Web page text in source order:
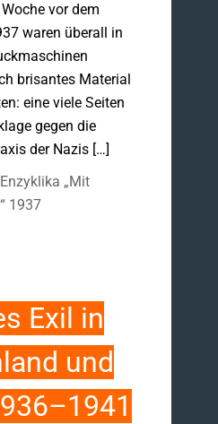
vor dem
waren überall in
brisantes Material
eine viele Seiten
gegen die
der Nazis […]
„Mit
1937
Exil in
und